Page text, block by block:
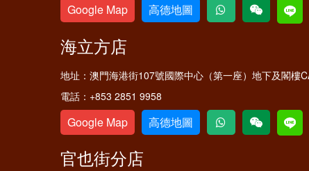
Google Map 高德地圖
海立方店
地址： 澳門海港街107號國際中心（第一座）地下及閣樓
電話： +853 2851 9958
Google Map 高德地圖
官也街分店